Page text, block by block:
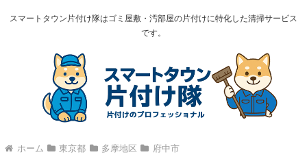
スマートタウン片付け隊はゴミ屋敷・汚部屋の片付けに特化した清掃サービス
です。
ホーム 東京都 多摩地区 府中市